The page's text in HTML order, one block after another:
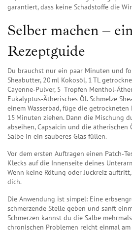
garantiert, dass keine Schadstoffe die
Selber machen –
Rezeptguide
Du brauchst nur ein paar Minuten und
Sheabutter, 20 ml Kokosöl, 1 TL
Cayenne‑Pulver, 5 Tropfen
Eukalyptus‑Ätherisches Öl. Schmelze
einem Wasserbad, füge die
15 Minuten ziehen. Dann die Mischung
abseihen, Capsaicin und die
Salbe in ein sauberes Glas füllen.
Vor dem ersten Auftragen einen
Klecks auf die Innenseite deines
Wenn keine Rötung oder Juckreiz
dich.
Die Anwendung ist simpel: Eine
schmerzende Stelle geben und sanft
Schmerzen kannst du die Salbe
chronischen Problemen reicht einmal